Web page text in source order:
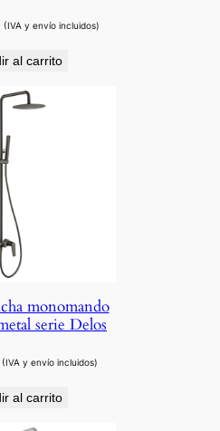
(IVA y envío incluidos)
al carrito
monomando
serie Delos
(IVA y envío incluidos)
al carrito